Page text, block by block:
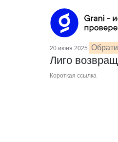
20 июня 2025
Лиго
Короткая ссылка